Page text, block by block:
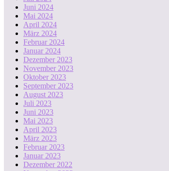
Juni 2024
Mai 2024
April 2024
März 2024
Februar 2024
Januar 2024
Dezember 2023
November 2023
Oktober 2023
September 2023
August 2023
Juli 2023
Juni 2023
Mai 2023
April 2023
März 2023
Februar 2023
Januar 2023
Dezember 2022